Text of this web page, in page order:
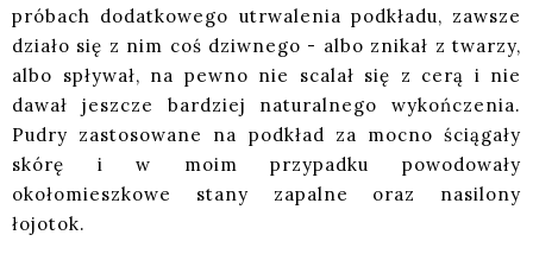
próbach dodatkowego utrwalenia podkładu, zawsze
działo się z nim coś dziwnego - albo znikał z twarzy,
albo spływał, na pewno nie scalał się z cerą i nie
dawał jeszcze bardziej naturalnego wykończenia.
Pudry zastosowane na podkład za mocno ściągały
skórę i w moim przypadku powodowały
okołomieszkowe stany zapalne oraz nasilony
łojotok.